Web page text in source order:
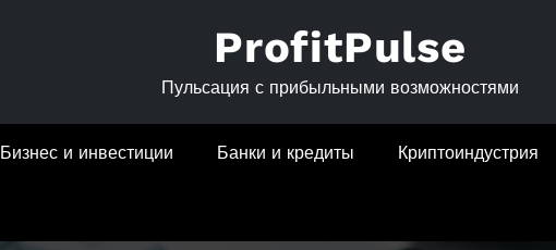
ProfitPulse
Пульсация с прибыльными возможностями
Бизнес и инвестиции Банки и кредиты Криптоиндустрия